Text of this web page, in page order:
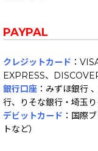
PAYPAL
クレジットカード ：
EXPRESS、
銀行口座 ：みずほ銀行
行、りそな銀行・埼玉
デビットカード ：国際
トなど）